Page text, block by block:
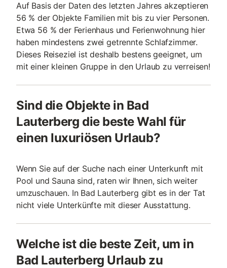
Auf Basis der Daten des letzten Jahres akzeptieren
56 % der Objekte Familien mit bis zu vier Personen.
Etwa 56 % der Ferienhaus und Ferienwohnung hier
haben mindestens zwei getrennte Schlafzimmer.
Dieses Reiseziel ist deshalb bestens geeignet, um
mit einer kleinen Gruppe in den Urlaub zu verreisen!
Sind die Objekte in Bad
Lauterberg die beste Wahl für
einen luxuriösen Urlaub?
Wenn Sie auf der Suche nach einer Unterkunft mit
Pool und Sauna sind, raten wir Ihnen, sich weiter
umzuschauen. In Bad Lauterberg gibt es in der Tat
nicht viele Unterkünfte mit dieser Ausstattung.
Welche ist die beste Zeit, um in
Bad Lauterberg Urlaub zu